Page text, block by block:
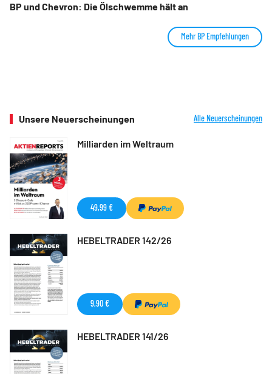
BP und Chevron: Die Ölschwemme hält an
Mehr BP Empfehlungen
Unsere Neuerscheinungen Alle Neuerscheinungen
Milliarden im Weltraum
49,99 €
HEBELTRADER 142/26
9,90 €
HEBELTRADER 141/26